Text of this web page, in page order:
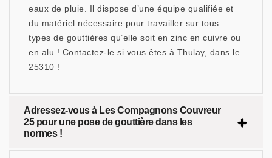
eaux de pluie. Il dispose d’une équipe qualifiée et
du matériel nécessaire pour travailler sur tous
types de gouttières qu’elle soit en zinc en cuivre ou
en alu ! Contactez-le si vous êtes à Thulay, dans le
25310 !
Adressez-vous à Les Compagnons Couvreur
25 pour une pose de gouttière dans les
normes !